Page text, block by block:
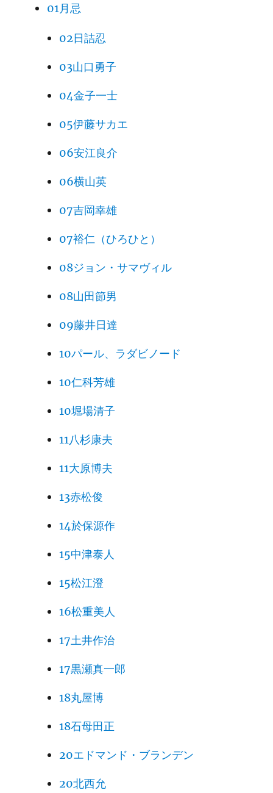
コ
若尾典
鷲谷サ
北海道ウタ
リ協会日高
理事
渡辺千
長崎原爆青
子
究家
01月忌
02日詰忍
03山口勇子
04金子一士
05伊藤サカエ
06安江良介
06横山英
07吉岡幸雄
07裕仁（ひろひと）
08ジョン・サマヴィル
08山田節男
09藤井日達
10パール、ラダビノード
10仁科芳雄
10堀場清子
11八杉康夫
11大原博夫
13赤松俊
14於保源作
15中津泰人
15松江澄
16松重美人
17土井作治
17黒瀬真一郎
18丸屋博
18石母田正
20エドマンド・ブランデン
20北西允